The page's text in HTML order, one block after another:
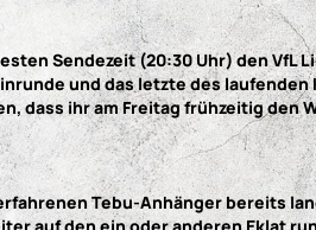
Sendezeit (20:30 Uhr) den VfL
und das letzte des
dass ihr am Freitag frühzeitig den
Tebu-Anhänger bereits